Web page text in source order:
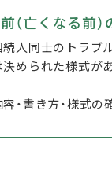
（亡くなる前）
人同士のトラブ
められた様式が
・書き方・様式